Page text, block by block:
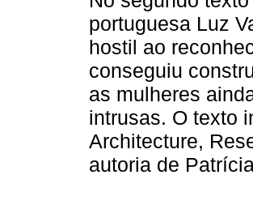
portuguesa Luz
hostil ao
conseguiu
as mulheres
intrusas. O texto
Architecture,
autoria de